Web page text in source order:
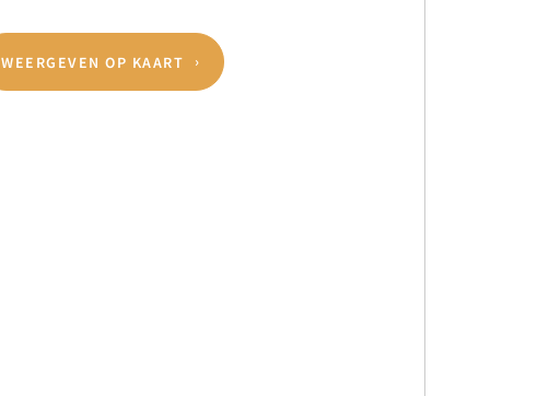
WEERGEVEN OP KAART